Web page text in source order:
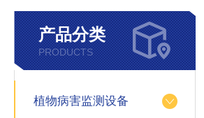
产品分类
PRODUCTS
植物病害监测设备